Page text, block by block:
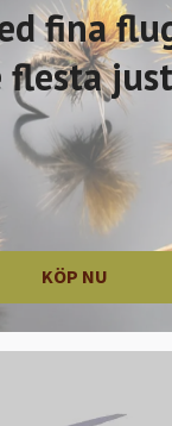
fina
flesta
KÖP NU